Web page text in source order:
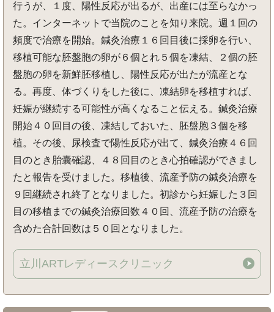
行うが、１度、陽性反応が出るが、出産には至らなかっ
た。インターネットで当院のことを知り来院。週１回の
頻度で治療を開始。鍼灸治療１６回目後に採卵を行い、
移植可能な胚盤胞の卵が６個とれ５個を凍結、２個の胚
盤胞の卵を新鮮胚移植し、陽性反応が出たが流産とな
る。再度、体づくりをした後に、凍結卵を移植すれば、
妊娠が継続する可能性が高くなること伝える。鍼灸治療
開始４０回目の後、凍結しておいた、胚盤胞３個を移
植。その後、尿検査で陽性反応が出て、鍼灸治療４６回
目のとき胎囊確認、４８回目のとき心拍確認ができまし
たと報告を受けました。移植後、流産予防の鍼灸治療を
９回継続され終了となりました。初診から妊娠した３回
目の移植までの鍼灸治療回数４０回、流産予防の治療を
含めた合計回数は５０回となりました。
立川ARTレディースクリニック